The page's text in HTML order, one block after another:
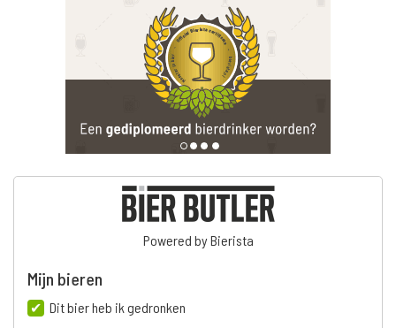
Powered by Bierista
Mijn bieren
Dit bier heb ik gedronken